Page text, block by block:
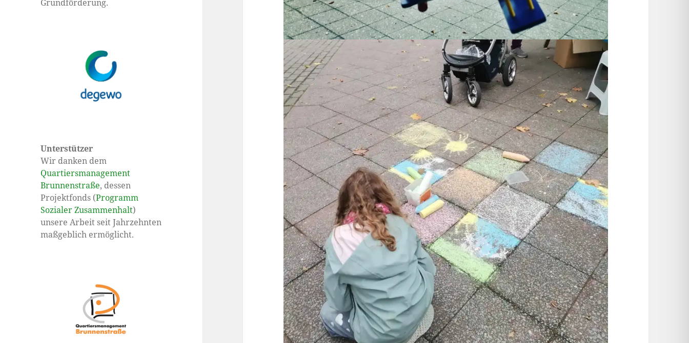
Grundförderung.
Unterstützer
Wir danken dem
Quartiersmanagement
Brunnenstraße, dessen
Projektfonds (Programm
Sozialer Zusammenhalt)
unsere Arbeit seit Jahrzehnten
maßgeblich ermöglicht.